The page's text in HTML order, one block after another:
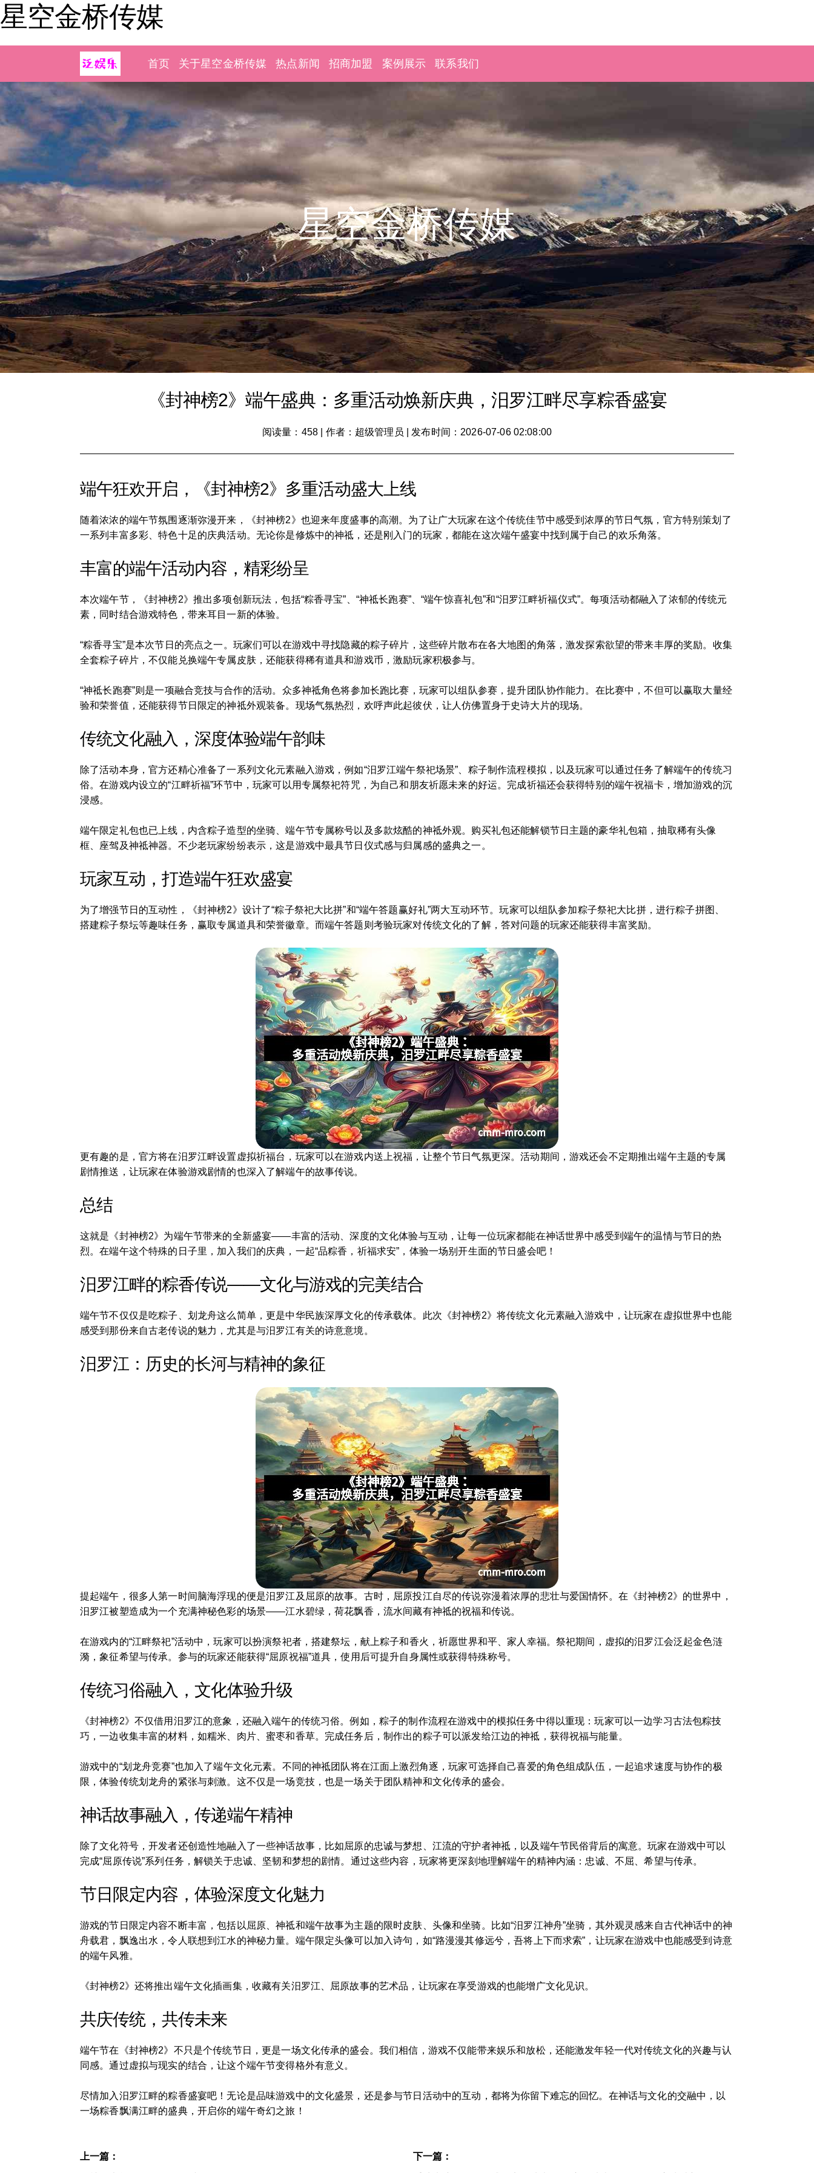
星空金桥传媒
首页 关于星空金桥传媒 热点新闻 招商加盟 案例展示 联系我们
星空金桥传媒
《封神榜2》端午盛典：多重活动焕新庆典，汨罗江畔尽享粽香盛宴
阅读量：458 作者：超级管理员 发布时间：2026-07-06 02:08:00
端午狂欢开启，《封神榜2》多重活动盛大上线
随着浓浓的端午节氛围逐渐弥漫开来，《封神榜2》也迎来年度盛事的高潮。为了让广大玩家在这个传统佳节中感受到浓厚的节日气氛，官方特别策划了
一系列丰富多彩、特色十足的庆典活动。无论你是修炼中的神祗，还是刚入门的玩家，都能在这次端午盛宴中找到属于自己的欢乐角落。
丰富的端午活动内容，精彩纷呈
本次端午节，《封神榜2》推出多项创新玩法，包括“粽香寻宝”、“神祗长跑赛”、“端午惊喜礼包”和“汨罗江畔祈福仪式”。每项活动都融入了浓郁的传统元
素，同时结合游戏特色，带来耳目一新的体验。
“粽香寻宝”是本次节日的亮点之一。玩家们可以在游戏中寻找隐藏的粽子碎片，这些碎片散布在各大地图的角落，激发探索欲望的带来丰厚的奖励。收集
全套粽子碎片，不仅能兑换端午专属皮肤，还能获得稀有道具和游戏币，激励玩家积极参与。
“神祗长跑赛”则是一项融合竞技与合作的活动。众多神祗角色将参加长跑比赛，玩家可以组队参赛，提升团队协作能力。在比赛中，不但可以赢取大量经
验和荣誉值，还能获得节日限定的神祗外观装备。现场气氛热烈，欢呼声此起彼伏，让人仿佛置身于史诗大片的现场。
传统文化融入，深度体验端午韵味
除了活动本身，官方还精心准备了一系列文化元素融入游戏，例如“汨罗江端午祭祀场景”、粽子制作流程模拟，以及玩家可以通过任务了解端午的传统习
俗。在游戏内设立的“江畔祈福”环节中，玩家可以用专属祭祀符咒，为自己和朋友祈愿未来的好运。完成祈福还会获得特别的端午祝福卡，增加游戏的沉
浸感。
端午限定礼包也已上线，内含粽子造型的坐骑、端午节专属称号以及多款炫酷的神祗外观。购买礼包还能解锁节日主题的豪华礼包箱，抽取稀有头像
框、座驾及神祗神器。不少老玩家纷纷表示，这是游戏中最具节日仪式感与归属感的盛典之一。
玩家互动，打造端午狂欢盛宴
为了增强节日的互动性，《封神榜2》设计了“粽子祭祀大比拼”和“端午答题赢好礼”两大互动环节。玩家可以组队参加粽子祭祀大比拼，进行粽子拼图、
搭建粽子祭坛等趣味任务，赢取专属道具和荣誉徽章。而端午答题则考验玩家对传统文化的了解，答对问题的玩家还能获得丰富奖励。
更有趣的是，官方将在汨罗江畔设置虚拟祈福台，玩家可以在游戏内送上祝福，让整个节日气氛更深。活动期间，游戏还会不定期推出端午主题的专属
剧情推送，让玩家在体验游戏剧情的也深入了解端午的故事传说。
总结
这就是《封神榜2》为端午节带来的全新盛宴——丰富的活动、深度的文化体验与互动，让每一位玩家都能在神话世界中感受到端午的温情与节日的热
烈。在端午这个特殊的日子里，加入我们的庆典，一起“品粽香，祈福求安”，体验一场别开生面的节日盛会吧！
汨罗江畔的粽香传说——文化与游戏的完美结合
端午节不仅仅是吃粽子、划龙舟这么简单，更是中华民族深厚文化的传承载体。此次《封神榜2》将传统文化元素融入游戏中，让玩家在虚拟世界中也能
感受到那份来自古老传说的魅力，尤其是与汨罗江有关的诗意意境。
汨罗江：历史的长河与精神的象征
提起端午，很多人第一时间脑海浮现的便是汨罗江及屈原的故事。古时，屈原投江自尽的传说弥漫着浓厚的悲壮与爱国情怀。在《封神榜2》的世界中，
汨罗江被塑造成为一个充满神秘色彩的场景——江水碧绿，荷花飘香，流水间藏有神祗的祝福和传说。
在游戏内的“江畔祭祀”活动中，玩家可以扮演祭祀者，搭建祭坛，献上粽子和香火，祈愿世界和平、家人幸福。祭祀期间，虚拟的汨罗江会泛起金色涟
漪，象征希望与传承。参与的玩家还能获得“屈原祝福”道具，使用后可提升自身属性或获得特殊称号。
传统习俗融入，文化体验升级
《封神榜2》不仅借用汨罗江的意象，还融入端午的传统习俗。例如，粽子的制作流程在游戏中的模拟任务中得以重现：玩家可以一边学习古法包粽技
巧，一边收集丰富的材料，如糯米、肉片、蜜枣和香草。完成任务后，制作出的粽子可以派发给江边的神祗，获得祝福与能量。
游戏中的“划龙舟竞赛”也加入了端午文化元素。不同的神祗团队将在江面上激烈角逐，玩家可选择自己喜爱的角色组成队伍，一起追求速度与协作的极
限，体验传统划龙舟的紧张与刺激。这不仅是一场竞技，也是一场关于团队精神和文化传承的盛会。
神话故事融入，传递端午精神
除了文化符号，开发者还创造性地融入了一些神话故事，比如屈原的忠诚与梦想、江流的守护者神祗，以及端午节民俗背后的寓意。玩家在游戏中可以
完成“屈原传说”系列任务，解锁关于忠诚、坚韧和梦想的剧情。通过这些内容，玩家将更深刻地理解端午的精神内涵：忠诚、不屈、希望与传承。
节日限定内容，体验深度文化魅力
游戏的节日限定内容不断丰富，包括以屈原、神祗和端午故事为主题的限时皮肤、头像和坐骑。比如“汨罗江神舟”坐骑，其外观灵感来自古代神话中的神
舟载君，飘逸出水，令人联想到江水的神秘力量。端午限定头像可以加入诗句，如“路漫漫其修远兮，吾将上下而求索”，让玩家在游戏中也能感受到诗意
的端午风雅。
《封神榜2》还将推出端午文化插画集，收藏有关汨罗江、屈原故事的艺术品，让玩家在享受游戏的也能增广文化见识。
共庆传统，共传未来
端午节在《封神榜2》不只是个传统节日，更是一场文化传承的盛会。我们相信，游戏不仅能带来娱乐和放松，还能激发年轻一代对传统文化的兴趣与认
同感。通过虚拟与现实的结合，让这个端午节变得格外有意义。
尽情加入汨罗江畔的粽香盛宴吧！无论是品味游戏中的文化盛景，还是参与节日活动中的互动，都将为你留下难忘的回忆。在神话与文化的交融中，以
一场粽香飘满江畔的盛典，开启你的端午奇幻之旅！
上一篇： 下一篇：